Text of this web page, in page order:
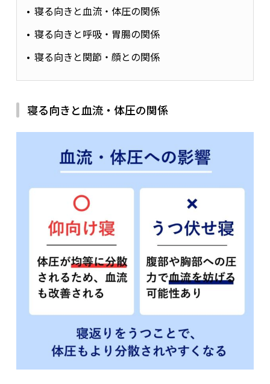
睡眠時無呼吸症候群（SAS）予備軍の割合
参考文献：
Benjafield AV, et al: Lancet Respir Med 2019; 7(8):
睡眠時無呼吸症候群（すいみんじむこきゅうしょうこ
寝る向きと血流・体圧の関係
寝る向きと呼吸・胃腸の関係
寝る向きと関節・顔との関係
寝る向きと血流・体圧の関係